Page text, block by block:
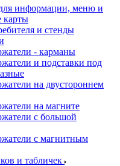
информации, меню и
карты
и стенды
- карманы
и подставки под
на двустороннем
на магните
с большой
с магнитным
и табличек